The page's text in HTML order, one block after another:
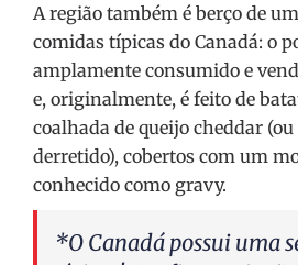
A região também é berço de
comidas típicas do Canadá: o
amplamente consumido e
e, originalmente, é feito de
coalhada de queijo cheddar
derretido), cobertos com um
conhecido como gravy.
*O Canadá possui uma